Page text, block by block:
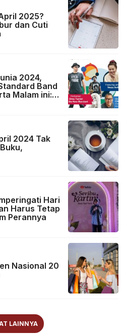
2025?
dan Cuti
2024,
Band
Malam ini:
2024 Tak
Hari
Harus Tetap
Perannya
Nasional 20
LAINNYA